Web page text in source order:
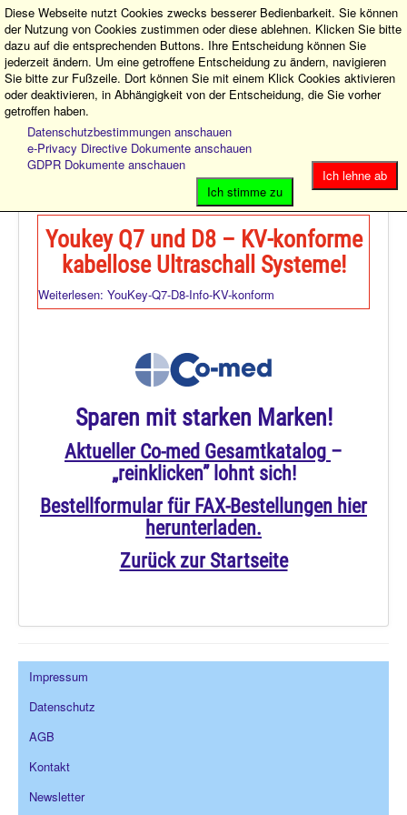
MEDELO Michael Longen e.K. – Ihre erste Adresse für
Medizintechnik und Praxisbedarf!
Toggle
Sonographie
Co-med ARZT-Shop!
Ärzte-Infos
Aktionen
Wir über uns
Youkey Q7 und D8 – KV-konforme
kabellose Ultraschall Systeme!
Weiterlesen: YouKey-Q7-D8-Info-KV-konform
Sparen mit starken Marken!
Aktueller Co-med Gesamtkatalog –
„reinklicken” lohnt sich!
Bestellformular für FAX-Bestellungen hier
herunterladen.
Zurück zur Startseite
Impressum
Datenschutz
AGB
Kontakt
Newsletter
Diese Webseite nutzt Cookies zwecks besserer Bedienbarkeit. Sie können
der Nutzung von Cookies zustimmen oder diese ablehnen. Klicken Sie bitte
dazu auf die entsprechenden Buttons. Ihre Entscheidung können Sie
jederzeit ändern. Um eine getroffene Entscheidung zu ändern, navigieren
Sie bitte zur Fußzeile. Dort können Sie mit einem Klick Cookies aktivieren
oder deaktivieren, in Abhängigkeit von der Entscheidung, die Sie vorher
getroffen haben.
Datenschutzbestimmungen anschauen
e-Privacy Directive Dokumente anschauen
GDPR Dokumente anschauen
Ich lehne ab
Ich stimme zu